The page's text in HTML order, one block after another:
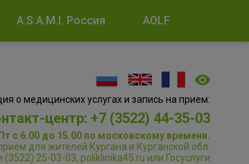
A.S.A.M.I. Россия AOLF
о медицинских услугах и запись на прием:
центр: +7 (3522) 44-35-03
с 6.00 до 15.00 по московскому времени.
для жителей Кургана и Курганской обл.
(3522) 25-03-03, poliklinika45.ru или Госуслуги